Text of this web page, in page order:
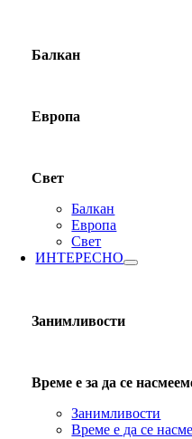
Балкан
Европа
Свет
Балкан
Европа
Свет
ИНТЕРЕСНО
Занимливости
Време е за да се
Занимливости
Време е да се